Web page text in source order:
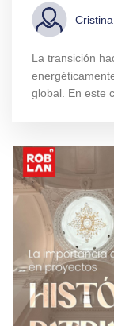
La transición
global. En este